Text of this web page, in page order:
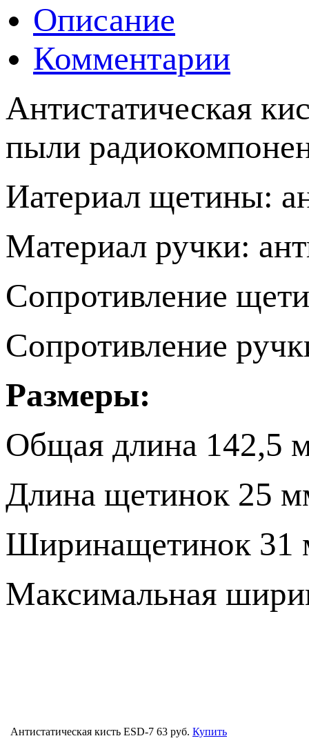
Описание
Комментарии
Антистатическая
пыли
Иатериал щетины:
Материал ручки:
Сопротивление
Сопротивление
Размеры:
Общая длина 142,5
Длина щетинок 25
Ширинащетинок 31
Максимальная
Антистатическая кисть ESD-7 63 руб. Купить